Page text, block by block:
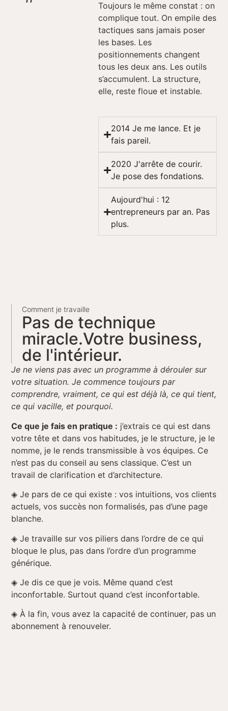
Toujours le même constat : on
complique tout. On empile des
tactiques sans jamais poser
les bases. Les
positionnements changent
tous les deux ans. Les outils
s’accumulent. La structure,
elle, reste floue et instable.
2014 Je me lance. Et je
fais pareil.
2020 J'arrête de courir.
Je pose des fondations.
Aujourd'hui : 12
entrepreneurs par an. Pas
plus.
Comment je travaille
Pas de technique
miracle.Votre business,
de l'intérieur.
Je ne viens pas avec un programme à dérouler sur
votre situation. Je commence toujours par
comprendre, vraiment, ce qui est déjà là, ce qui tient,
ce qui vacille, et pourquoi.
Ce que je fais en pratique : j’extrais ce qui est dans
votre tête et dans vos habitudes, je le structure, je le
nomme, je le rends transmissible à vos équipes. Ce
n’est pas du conseil au sens classique. C’est un
travail de clarification et d’architecture.
◈Je pars de ce qui existe : vos intuitions, vos clients
actuels, vos succès non formalisés, pas d’une page
blanche.
◈Je travaille sur vos piliers dans l’ordre de ce qui
bloque le plus, pas dans l’ordre d’un programme
générique.
◈Je dis ce que je vois. Même quand c’est
inconfortable. Surtout quand c’est inconfortable.
◈À la fin, vous avez la capacité de continuer, pas un
abonnement à renouveler.